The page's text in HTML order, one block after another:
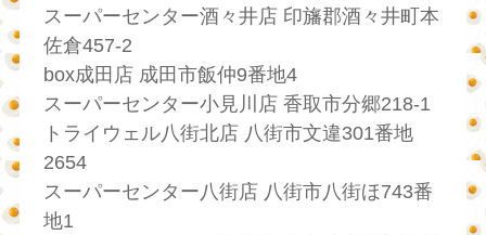
スーパーセンター酒々井店 印旛郡酒々井町本
佐倉457-2
box成田店 成田市飯仲9番地4
スーパーセンター小見川店 香取市分郷218-1
トライウェル八街北店 八街市文違301番地
2654
スーパーセンター八街店 八街市八街ほ743番
地1